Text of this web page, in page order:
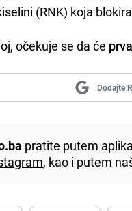
(RNK) koja
očekuje se da će
Dodajte
pratite putem
, kao i putem